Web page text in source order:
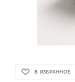
В ИЗБРАННОЕ